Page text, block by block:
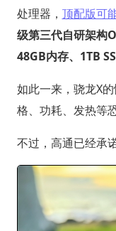
处理器， 顶配版可
级第三代自研架构
48GB内存、1TB
如此一来，骁龙X
格、功耗、发热等
不过，高通已经承